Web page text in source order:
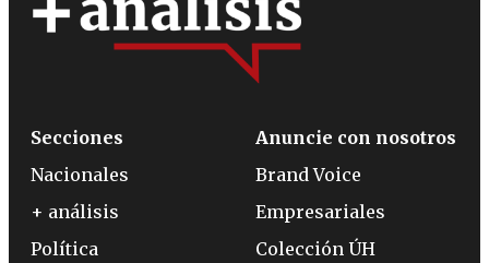
Secciones
Nacionales
+ análisis
Política
Anuncie con nosotros
Brand Voice
Empresariales
Colección ÚH